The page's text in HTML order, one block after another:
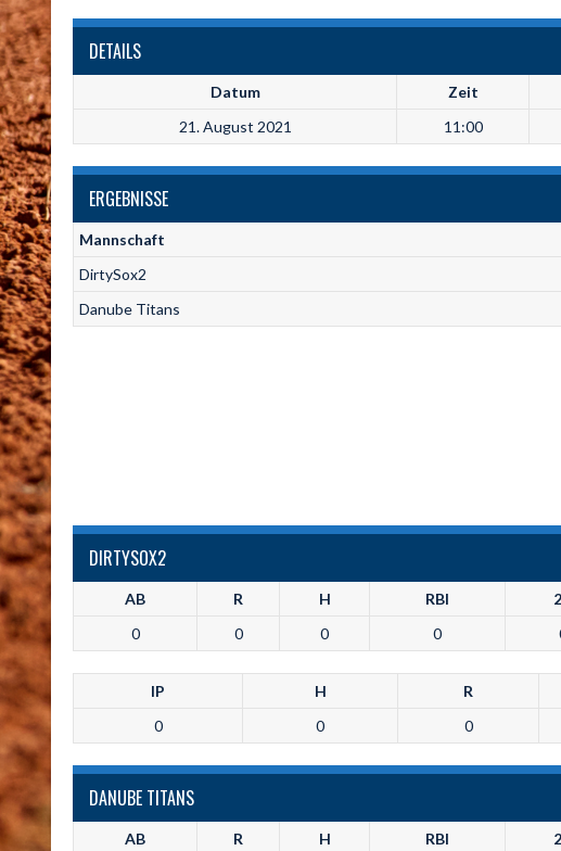
DETAILS
Datum Zeit
21. August 2021
11:00
ERGEBNISSE
Mannschaft
DirtySox2
Danube Titans
DIRTYSOX2
AB R H RBI
0
0 0 0
IP H R
0
0 0
DANUBE TITANS
AB R H RBI